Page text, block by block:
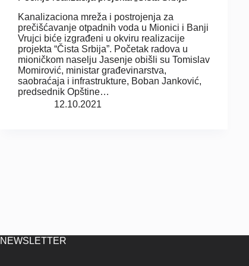
Kanalizaciona mreža i postrojenja za
prečišćavanje otpadnih voda u Mionici i Banji
Vrujci biće izgrađeni u okviru realizacije
projekta “Čista Srbija”. Početak radova u
mioničkom naselju Jasenje obišli su Tomislav
Momirović, ministar građevinarstva,
saobraćaja i infrastrukture, Boban Janković,
predsednik Opštine…
12.10.2021
NEWSLETTER